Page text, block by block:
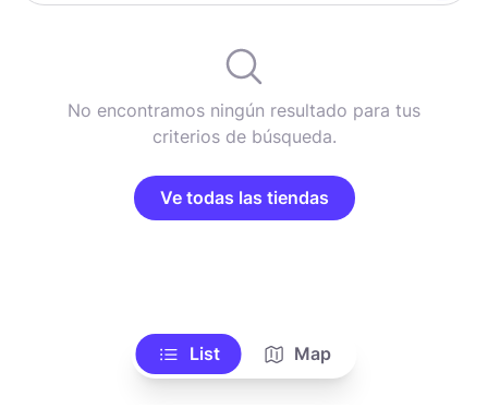
No encontramos ningún resultado para tus
criterios de búsqueda.
Ve todas las tiendas
List Map